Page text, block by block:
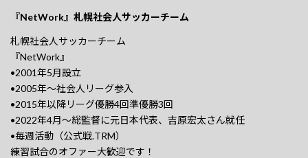
『NetWork』札幌社会人サッカーチーム
札幌社会人サッカーチーム
『NetWork』
•2001年5月設立
•2005年〜社会人リーグ参入
•2015年以降リーグ優勝4回準優勝3回
•2022年4月〜総監督に元日本代表、吉原宏太さん就任
•毎週活動（公式戦.TRM）
練習試合のオファー大歓迎です！